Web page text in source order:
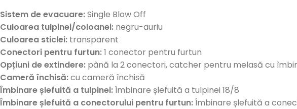
Sistem de evacuare:Single Blow Off
Culoarea tulpinei/coloanei: negru-auriu
Culoarea sticlei: transparent
Conectori pentru furtun:1 conector pentru furtun
Opțiuni de extindere: până la 2 conectori, catcher pentru melasă cu
Cameră închisă:cu cameră închisă
Îmbinare șlefuită a tulpinei:Îmbinare șlefuită a tulpinei 18/8
Îmbinare șlefuită a conectorului pentru furtun:Îmbinare șlefuită a